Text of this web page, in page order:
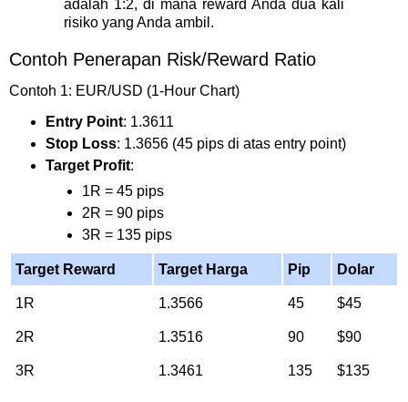
adalah 1:2, di mana reward Anda dua kali
risiko yang Anda ambil.
Contoh Penerapan Risk/Reward Ratio
Contoh 1: EUR/USD (1-Hour Chart)
Entry Point: 1.3611
Stop Loss: 1.3656 (45 pips di atas entry point)
Target Profit:
1R = 45 pips
2R = 90 pips
3R = 135 pips
Target Reward Target Harga Pip Dolar
1R 1.3566 45 $45
2R 1.3516 90 $90
3R 1.3461 135 $135